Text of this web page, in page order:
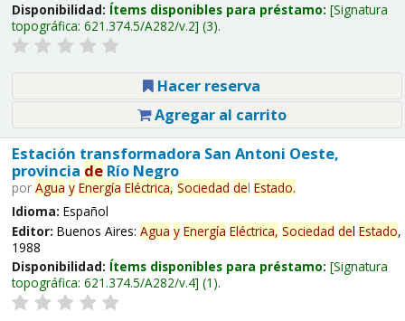
Disponibilidad: Ítems disponibles para préstamo: Signatura
topográfica: 621.374.5/A282/v.2 (3).
Hacer reserva
Agregar al carrito
Estación transformadora San Antoni Oeste,
provincia deRío Negro
por Agua y Energía Eléctrica, Sociedad del Estado.
Idioma: Español
Editor: Buenos Aires: Agua y Energía Eléctrica, Sociedad del Estado,
1988
Disponibilidad: Ítems disponibles para préstamo: Signatura
topográfica: 621.374.5/A282/v.4 (1).